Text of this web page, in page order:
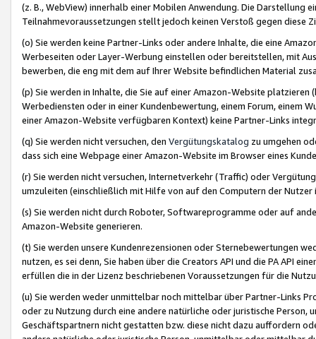
(z. B., WebView) innerhalb einer Mobilen Anwendung. Die Darstellung
Teilnahmevoraussetzungen stellt jedoch keinen Verstoß gegen diese
(o) Sie werden keine Partner-Links oder andere Inhalte, die eine
Werbeseiten oder Layer-Werbung einstellen oder bereitstellen, mit
bewerben, die eng mit dem auf Ihrer Website befindlichen Material
(p) Sie werden in Inhalte, die Sie auf einer Amazon-Website
Werbediensten oder in einer Kundenbewertung, einem Forum, einem
einer Amazon-Website verfügbaren Kontext) keine Partner-Links
(q) Sie werden nicht versuchen, den Vergütungskatalog zu umgehen
dass sich eine Webpage einer Amazon-Website im Browser eines
(r) Sie werden nicht versuchen, Internetverkehr (Traffic) oder
umzuleiten (einschließlich mit Hilfe von auf den Computern der
(s) Sie werden nicht durch Roboter, Softwareprogramme oder auf
Amazon-Website generieren.
(t) Sie werden unsere Kundenrezensionen oder Sternebewertungen
nutzen, es sei denn, Sie haben über die Creators API und die PA API
erfüllen die in der Lizenz beschriebenen Voraussetzungen für die
(u) Sie werden weder unmittelbar noch mittelbar über Partner-Links
oder zu Nutzung durch eine andere natürliche oder juristische
Geschäftspartnern nicht gestatten bzw. diese nicht dazu auffordern